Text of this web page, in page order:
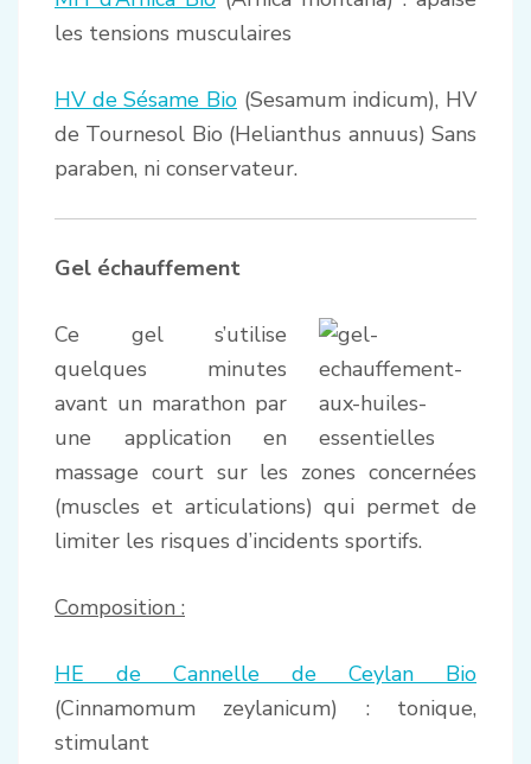
les tensions musculaires
HV de Sésame Bio (Sesamum indicum), HV
de Tournesol Bio (Helianthus annuus) Sans
paraben, ni conservateur.
Gel échauffement
Ce gel s’utilise
quelques minutes
avant un marathon par
une application en
massage court sur les zones concernées
(muscles et articulations) qui permet de
limiter les risques d’incidents sportifs.
Composition :
HE de Cannelle de Ceylan Bio
(Cinnamomum zeylanicum) : tonique,
stimulant